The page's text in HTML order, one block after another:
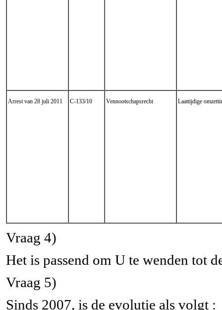
Arrest van 28 juli 2011 C-133/10 Vennootschapsrecht Laattijdige
Vraag 4)
Het is passend om U te wenden tot
Vraag 5)
Sinds 2007, is de evolutie als volgt :